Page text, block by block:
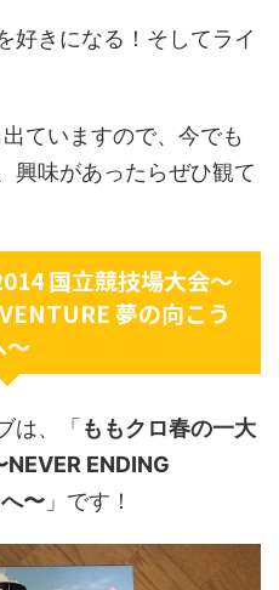
好きになる！そしてライ
ていますので、今でも
興味があったらぜひ観て
国立競技場大会〜
夢の向こう
〜
は、「ももクロ春の一大
ENDING
〜 」です！